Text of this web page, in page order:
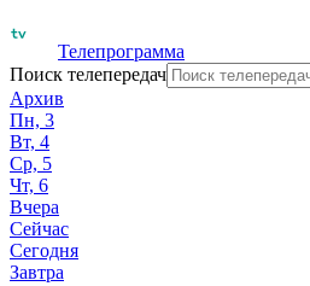
Телепрограмма
Поиск телепередач
Архив
Пн, 3
Вт, 4
Ср, 5
Чт, 6
Вчера
Сейчас
Сегодня
Завтра